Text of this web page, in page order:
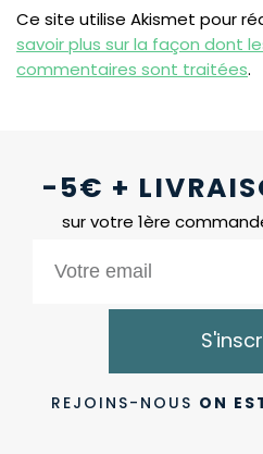
Ce site utilise Akismet pour
savoir plus sur la façon dont
commentaires sont traitées.
-5€ +
sur votre 1ère
REJOINS-NOUS ON